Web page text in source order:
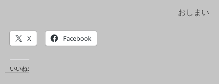
おしまい
X Facebook
いいね: